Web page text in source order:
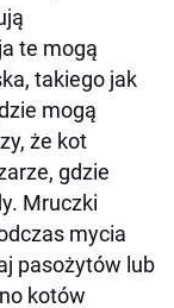
te mogą
takiego jak
mogą
że kot
gdzie
Mruczki
mycia
pasożytów lub
kotów